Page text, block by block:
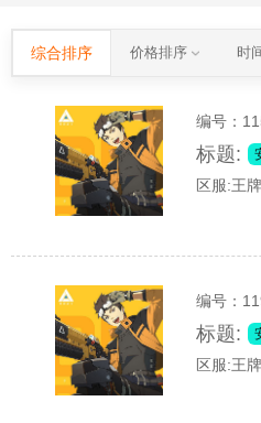
综合排序 价格排序 时
编号：
标题:
区服:王
编号：
标题:
区服:王